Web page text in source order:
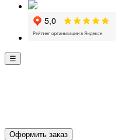
☰
Оформить заказ